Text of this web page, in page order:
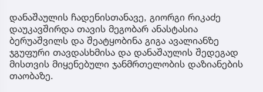
დანაშაულის ჩადენისთანავე, გიორგი რიკაძე
დაუკავშირდა თავის მეგობარ ანასტასია
ბერუაშვილს და შეატყობინა გიგა ავალიანზე
ჯგუფური თავდასხმისა და დანაშაულის შედეგად
მისთვის მიყენებული ჯანმრთელობის დაზიანების
თაობაზე.